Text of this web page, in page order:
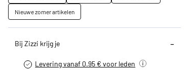
Nieuwe zomer artikelen
Bij Zizzi krijg je
Levering vanaf 0.95 € voor leden